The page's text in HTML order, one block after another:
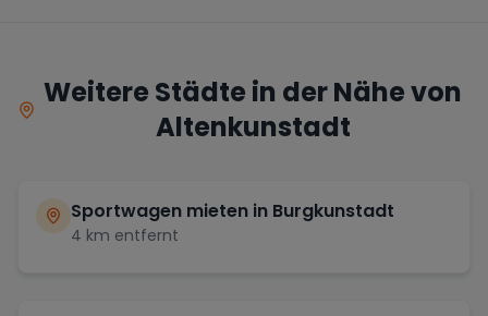
Weitere Städte in der Nähe von
Altenkunstadt
Sportwagen mieten in Burgkunstadt
4 km entfernt